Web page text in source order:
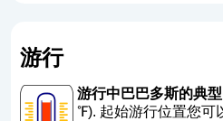
游行
游行中巴巴多斯的典
℉). 起始游行位置您可